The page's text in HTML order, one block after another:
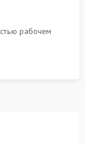
рабочем